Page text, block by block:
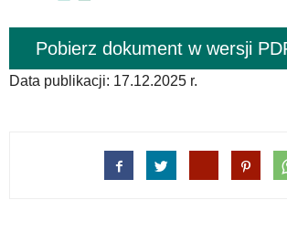
pomocą
odpowiadających
Pobierz dokument w wersji
Data publikacji: 17.12.2025 r.